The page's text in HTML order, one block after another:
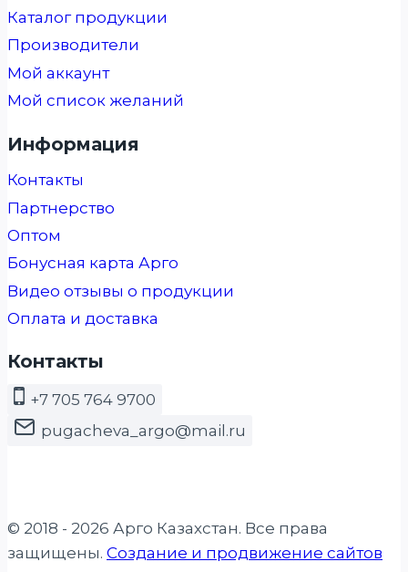
Каталог продукции
Производители
Мой аккаунт
Мой список желаний
Информация
Контакты
Партнерство
Оптом
Бонусная карта Арго
Видео отзывы о продукции
Оплата и доставка
Контакты
+7 705 764 9700
pugacheva_argo@mail.ru
© 2018 - 2026 Арго Казахстан. Все права
защищены. Создание и продвижение сайтов